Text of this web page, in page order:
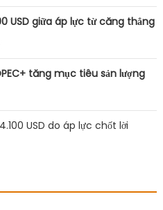
USD giữa áp lực từ căng thẳng
tăng mục tiêu sản lượng
USD do áp lực chốt lời